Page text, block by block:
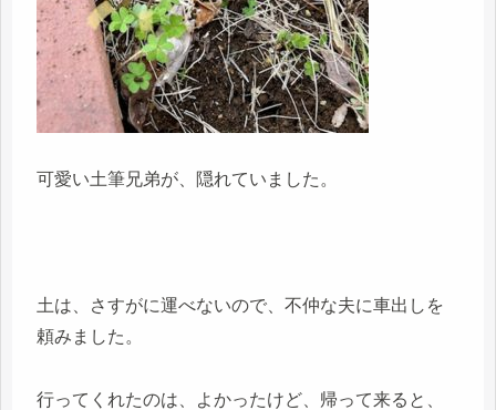
可愛い土筆兄弟が、隠れていました。
土は、さすがに運べないので、不仲な夫に車出しを
頼みました。
行ってくれたのは、よかったけど、帰って来ると、